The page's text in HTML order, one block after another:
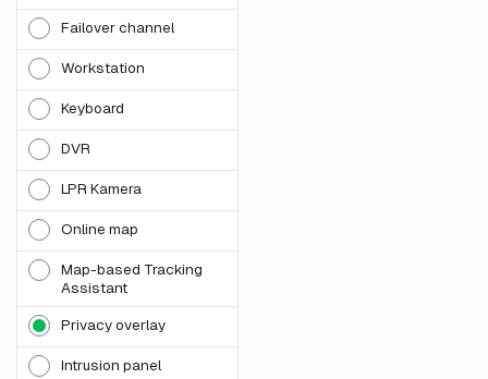
Failover channel
Workstation
Keyboard
DVR
LPR Kamera
Online map
Map-based Tracking
Assistant
Privacy overlay
Intrusion panel